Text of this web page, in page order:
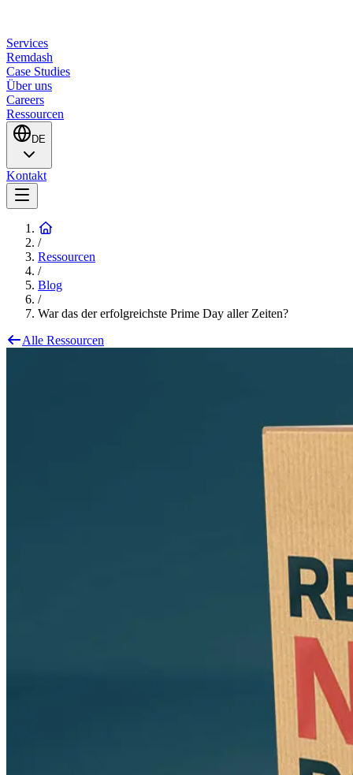
Services
Remdash
Case Studies
Über uns
Careers
Ressourcen
DE
Kontakt
/
Ressourcen
/
Blog
/
War das der erfolgreichste Prime Day aller Zeiten?
Alle Ressourcen